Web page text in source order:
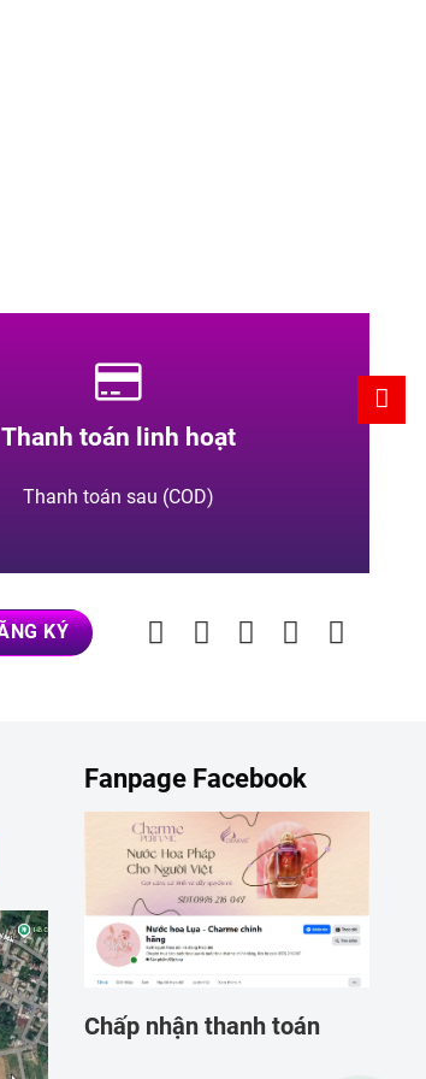
Thanh toán linh hoạt
Thanh toán sau (COD)
Fanpage Facebook
Chấp nhận thanh toán